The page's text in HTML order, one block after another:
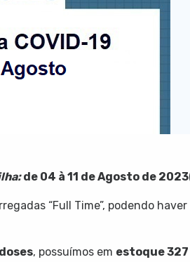
de 04 à 11 de Agosto de
“Full Time”, podendo
doses, possuímos em estoque